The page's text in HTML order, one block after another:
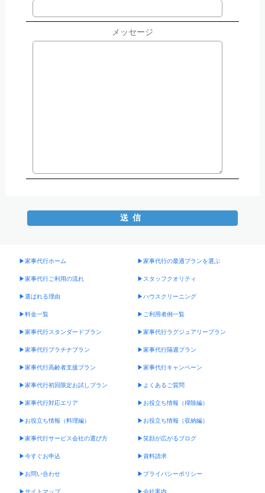
メッセージ
▶︎家事代行ホーム ▶︎家事代行の最適プランを選ぶ
▶︎家事代行ご利用の流れ ▶︎スタッフクオリティ
▶︎選ばれる理由 ▶︎ハウスクリーニング
▶︎料金一覧 ▶︎ご利用者例一覧
▶︎家事代行スタンダードプラン ▶︎家事代行ラグジュアリープラン
▶︎家事代行プラチナプラン ▶︎家事代行隔週プラン
▶︎家事代行高齢者支援プラン ▶︎家事代行キャンペーン
▶︎家事代行初回限定お試しプラン ▶︎よくあるご質問
▶︎家事代行対応エリア ▶︎お役立ち情報（掃除編）
▶︎お役立ち情報（料理編） ▶︎お役立ち情報（収納編）
▶︎家事代行サービス会社の選び方 ▶︎笑顔が広がるブログ
▶︎今すぐお申込 ▶︎資料請求
▶︎お問い合わせ ▶︎プライバシーポリシー
▶︎サイトマップ ▶︎会社案内